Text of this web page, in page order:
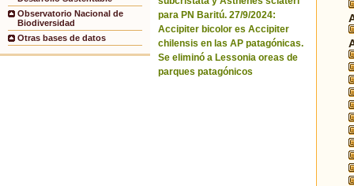
Observatorio Nacional de
Biodiversidad
Otras bases de datos
para PN Baritú. 27/9/2024:
Accipiter bicolor es Accipiter
chilensis en las AP patagónicas.
Se eliminó a Lessonia oreas de
parques patagónicos